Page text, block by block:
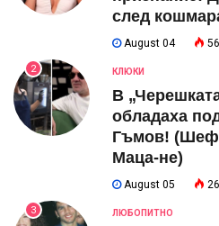
след
August 04
2 КЛЮКИ
В
обладаха
Гъмов! (Шеф
Маца-не)
August 05
3 ЛЮБОПИТНО